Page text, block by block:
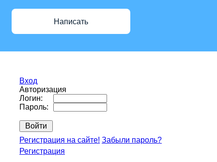
Написать
Вход
Авторизация
Логин:
Пароль:
Регистрация на сайте! Забыли пароль?
Регистрация